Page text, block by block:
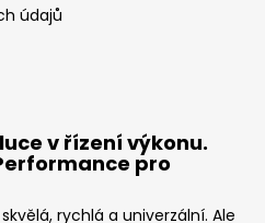
údajů
v řízení výkonu.
pro
rychlá a univerzální. Ale